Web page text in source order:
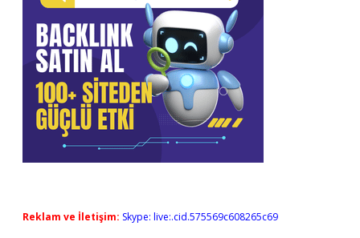
Reklam ve İletişim: Skype: live:.cid.575569c608265c69